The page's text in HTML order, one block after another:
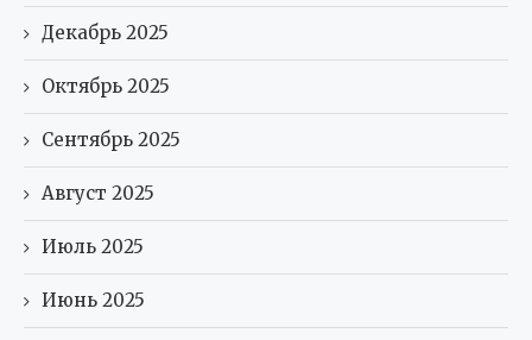
Декабрь 2025
Октябрь 2025
Сентябрь 2025
Август 2025
Июль 2025
Июнь 2025